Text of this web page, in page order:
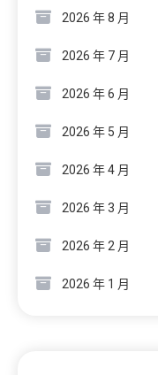
2026 年 8 月
2026 年 7 月
2026 年 6 月
2026 年 5 月
2026 年 4 月
2026 年 3 月
2026 年 2 月
2026 年 1 月